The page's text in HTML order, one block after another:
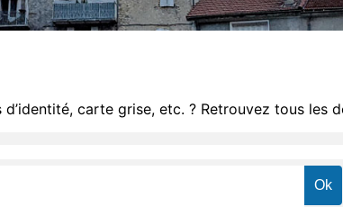
carte grise, etc. ? Retrouvez tous les